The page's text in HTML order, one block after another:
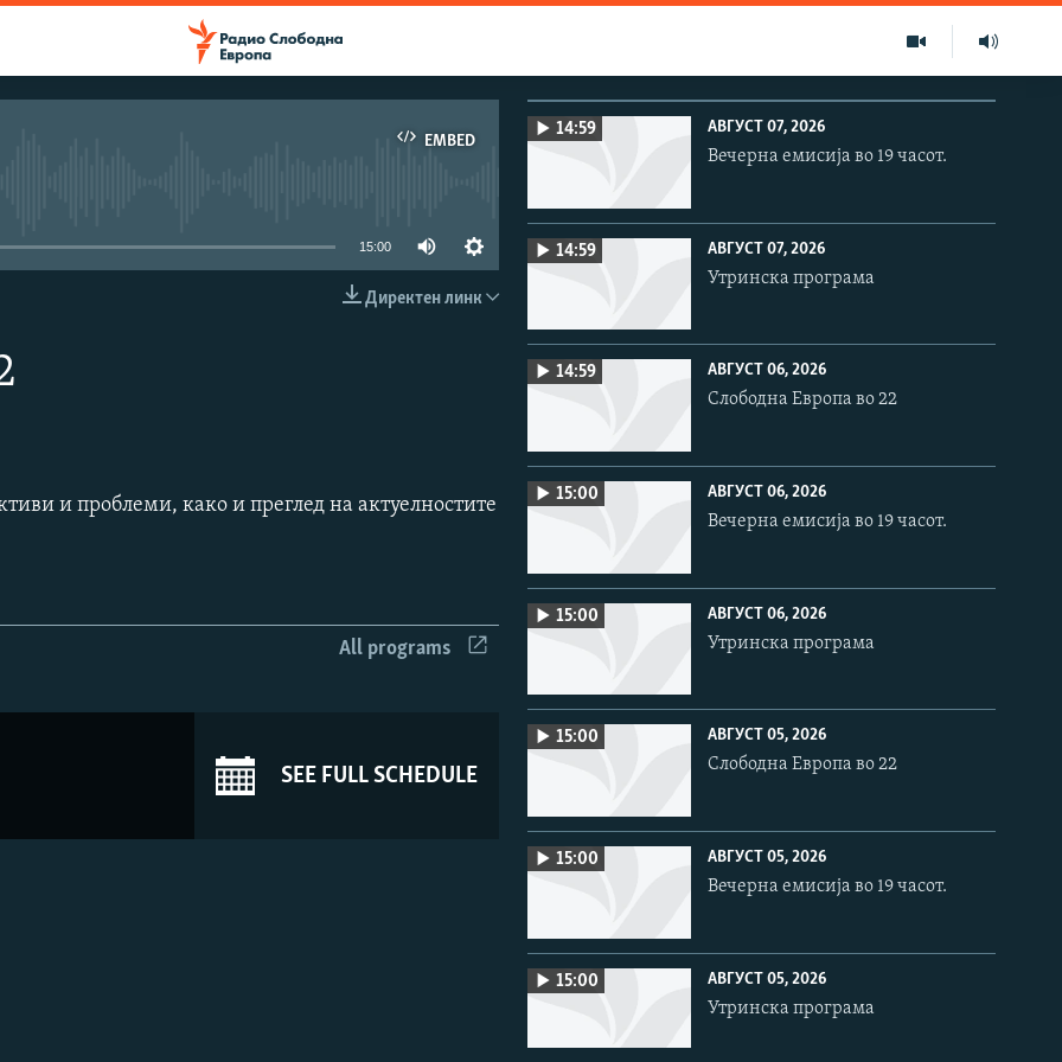
EMBED
EMBED
15:00
Директен линк
и проблеми, како и преглед на актуелностите
All programs
SEE FULL SCHEDULE
14:59 АВГУСТ 07, 2026
Вечерна емисија во 19 часот.
14:59 АВГУСТ 07, 2026
Утринска програма
14:59 АВГУСТ 06, 2026
Слободна Европа во 22
15:00 АВГУСТ 06, 2026
Вечерна емисија во 19 часот.
15:00 АВГУСТ 06, 2026
Утринска програма
15:00 АВГУСТ 05, 2026
Слободна Европа во 22
15:00 АВГУСТ 05, 2026
Вечерна емисија во 19 часот.
15:00 АВГУСТ 05, 2026
Утринска програма